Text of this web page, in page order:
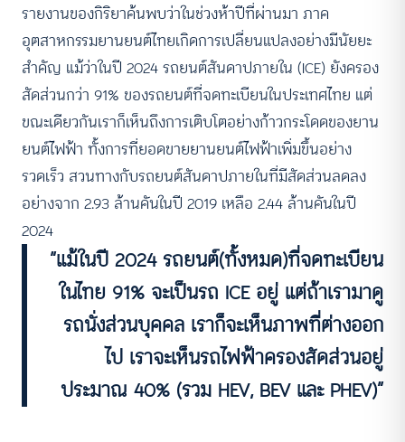
รายงานของกิริยาค้นพบว่าในช่วงห้าปีที่ผ่านมา ภาค
อุตสาหกรรมยานยนต์ไทยเกิดการเปลี่ยนแปลงอย่างมีนัยยะ
สำคัญ แม้ว่าในปี 2024 รถยนต์สันดาปภายใน (ICE) ยังครอง
สัดส่วนกว่า 91% ของรถยนต์ที่จดทะเบียนในประเทศไทย แต่
ขณะเดียวกันเราก็เห็นถึงการเติบโตอย่างก้าวกระโดดของยาน
ยนต์ไฟฟ้า ทั้งการที่ยอดขายยานยนต์ไฟฟ้าเพิ่มขึ้นอย่าง
รวดเร็ว สวนทางกับรถยนต์สันดาปภายในที่มีสัดส่วนลดลง
อย่างจาก 2.93 ล้านคันในปี 2019 เหลือ 2.44 ล้านคันในปี
2024
“แม้ในปี 2024 รถยนต์(ทั้งหมด)ที่จดทะเบียน
ในไทย 91% จะเป็นรถ ICE อยู่ แต่ถ้าเรามาดู
รถนั่งส่วนบุคคล เราก็จะเห็นภาพที่ต่างออก
ไป เราจะเห็นรถไฟฟ้าครองสัดส่วนอยู่
ประมาณ 40% (รวม HEV, BEV และ PHEV)”